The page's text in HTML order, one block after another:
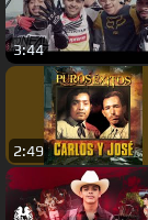
3:44
2:49